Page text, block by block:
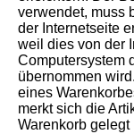
verwendet, muss
der Internetseite
weil dies von der
Computersystem
übernommen
eines
merkt sich die
Warenkorb